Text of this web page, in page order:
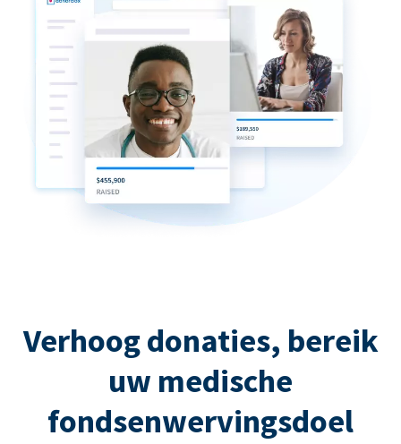
Verhoog donaties, bereik
uw medische
fondsenwervingsdoel